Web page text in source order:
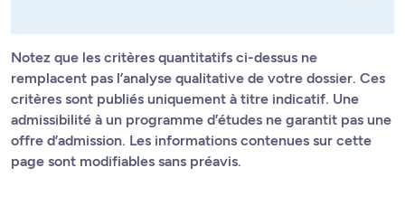
Notez que les critères quantitatifs ci-dessus ne
remplacent pas l’analyse qualitative de votre dossier. Ces
critères sont publiés uniquement à titre indicatif. Une
admissibilité à un programme d’études ne garantit pas une
offre d’admission. Les informations contenues sur cette
page sont modifiables sans préavis.